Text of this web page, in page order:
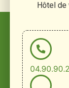
Hôtel de